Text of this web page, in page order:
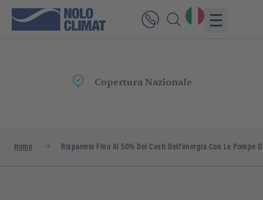
Copertura Nazionale
Home Risparmio Fino Al 50% Dei Costi Dell’energia Con Le Pompe